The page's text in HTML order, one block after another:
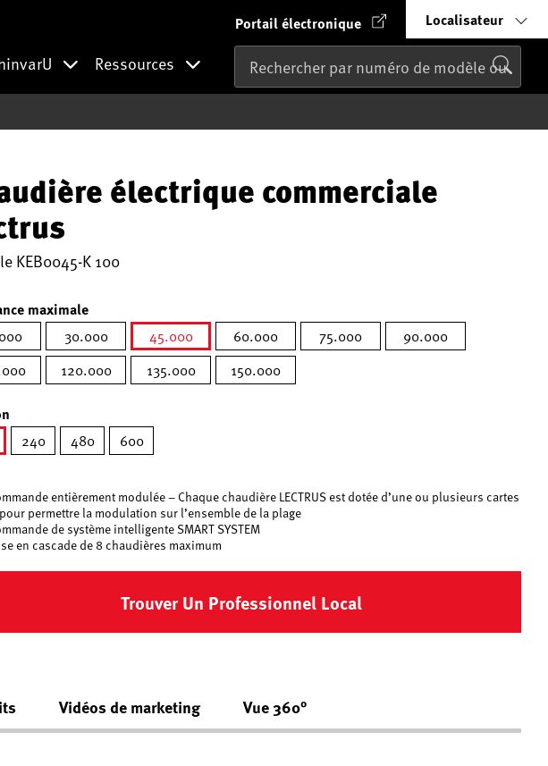
Portail électronique Localisateur
Ressources
électrique commerciale
KEB0045-K 100
maximale
30.000
45.000
sélectionné
60.000 75.000
90.000
120.000 135.000 150.000
240 480 600
entièrement modulée – Chaque chaudière LECTRUS est dotée d’une ou plusieurs cartes
permettre la modulation sur l’ensemble de la plage
de système intelligente SMART SYSTEM
en cascade de 8 chaudières maximum
Trouver Un Professionnel Local
Vidéos de marketing Vue 360°